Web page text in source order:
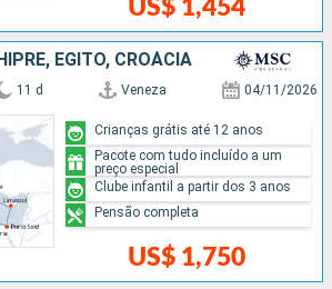
US$ 1,454
EGITO, CROÁCIA
11 d Veneza 04/11/2026
US$ 1,750
Crianças grátis até 12 anos
Pacote com tudo incluído a um
preço especial
Clube infantil a partir dos 3 anos
Pensão completa